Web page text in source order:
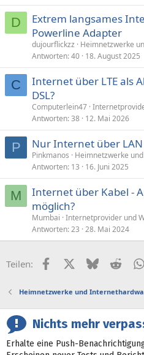
D
Extrem langsames
Powerline Adapter
dujourflickzz
Heimnetzwerke
Antworten 40 18. August 2025
C
Internet über LTE als
DSL?
Computerlein47
Antworten 38 12. Mai 2026
P Nur Internet über
Pinkmanos
Heimnetzwerke
Antworten 13 16. Juni 2025
M
Internet über Kabel -
möglich?
Mumbai Internetprovider und
Antworten 23 28. Mai 2024
Teilen: FacebookX (Twitter)
BlueskyReddit
Heimnetzwerke und
Nichts mehr
Erhalte eine Push-